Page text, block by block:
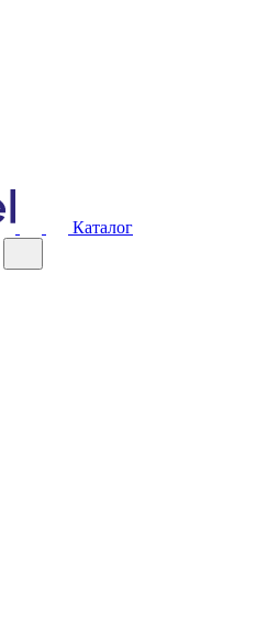
Каталог